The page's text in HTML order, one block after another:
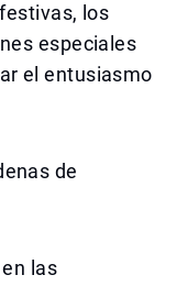
los
especiales
el entusiasmo
de
las